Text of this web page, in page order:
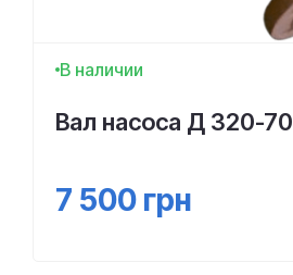
В наличии
Вал насоса Д 320-70
7 500 грн